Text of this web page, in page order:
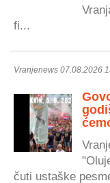
fi...
Vranjenews 07.08.2026
čuti ustaške